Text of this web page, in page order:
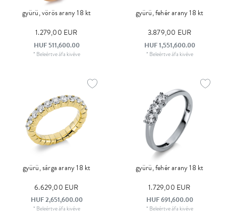
gyürü, vörös arany 18 kt
1.279,00 EUR
HUF 511,600.00
* Beleértve áfa kivéve
gyürü, fehér arany 18 kt
3.879,00 EUR
HUF 1,551,600.00
* Beleértve áfa kivéve
gyürü, sárga arany 18 kt
6.629,00 EUR
HUF 2,651,600.00
* Beleértve áfa kivéve
gyürü, fehér arany 18 kt
1.729,00 EUR
HUF 691,600.00
* Beleértve áfa kivéve